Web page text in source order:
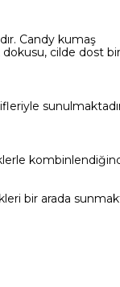
Candy kumaş
dokusu, cilde dost
bir arada